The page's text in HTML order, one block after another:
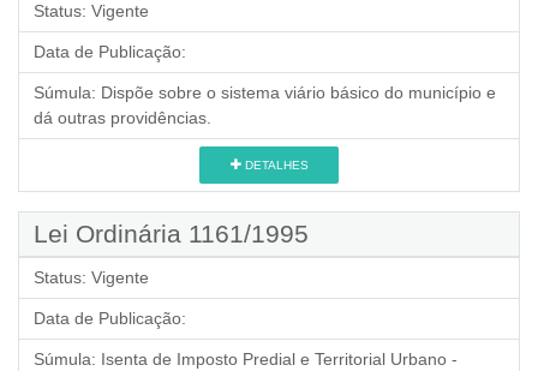
Status: Vigente
Data de Publicação:
Súmula: Dispõe sobre o sistema viário básico do município e
dá outras providências.
DETALHES
Lei Ordinária 1161/1995
Status: Vigente
Data de Publicação:
Súmula: Isenta de Imposto Predial e Territorial Urbano -